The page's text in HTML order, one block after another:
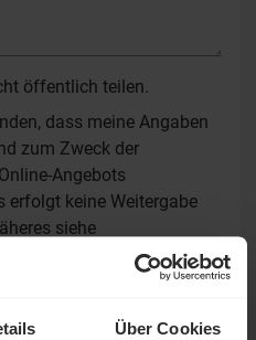
Über Cookies
öffentlich teilen.
dass meine Angaben
zum Zweck der
Angebots
erfolgt keine Weitergabe
siehe